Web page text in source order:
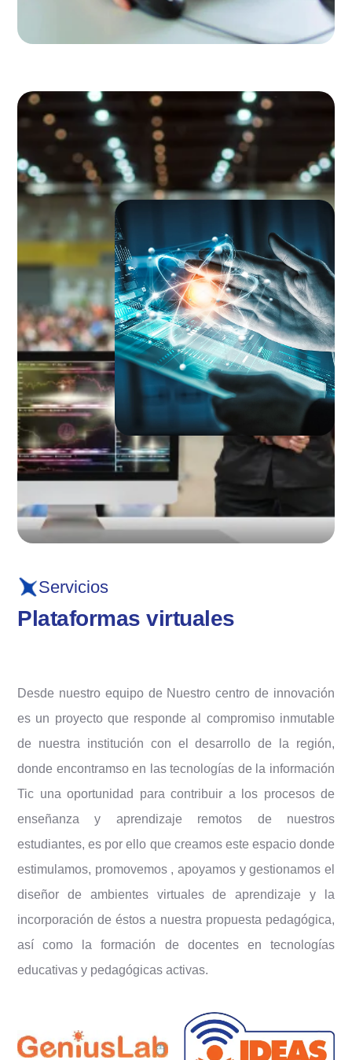
Servicios
Plataformas virtuales
Desde nuestro equipo de Nuestro centro de innovación
es un proyecto que responde al compromiso inmutable
de nuestra institución con el desarrollo de la región,
donde encontramso en las tecnologías de la información
Tic una oportunidad para contribuir a los procesos de
enseñanza y aprendizaje remotos de nuestros
estudiantes, es por ello que creamos este espacio donde
estimulamos, promovemos , apoyamos y gestionamos el
diseñor de ambientes virtuales de aprendizaje y la
incorporación de éstos a nuestra propuesta pedagógica,
así como la formación de docentes en tecnologías
educativas y pedagógicas activas.